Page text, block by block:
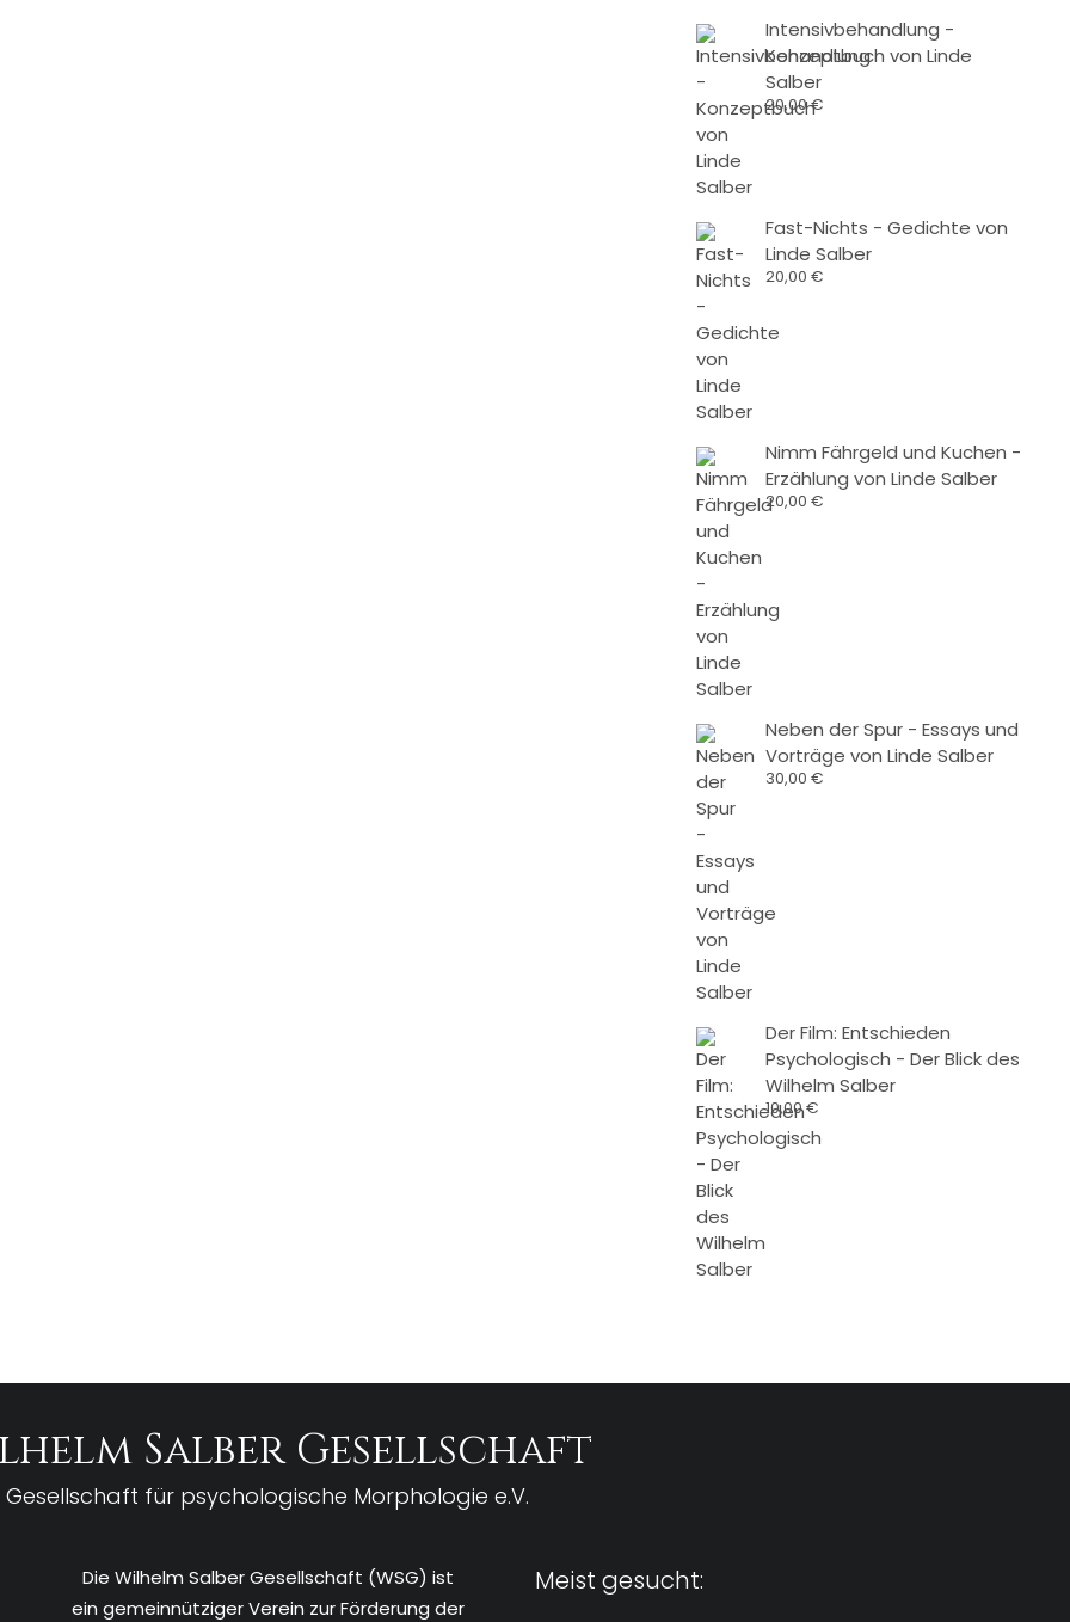
Intensivbehandlung -
Konzeptbuch von Linde
Salber
20,00€
Fast-Nichts - Gedichte von
Linde Salber
20,00 €
Nimm Fährgeld und Kuchen -
Erzählung von Linde Salber
20,00 €
Neben der Spur - Essays und
Vorträge von Linde Salber
30,00 €
Der Film: Entschieden
Psychologisch - Der Blick des
Wilhelm Salber
10,00€
Salber Gesellschaft
Gesellschaft für psychologische Morphologie e.V.
Die Wilhelm Salber Gesellschaft (WSG) ist
ein gemeinnütziger Verein zur Förderung der
Meist gesucht: